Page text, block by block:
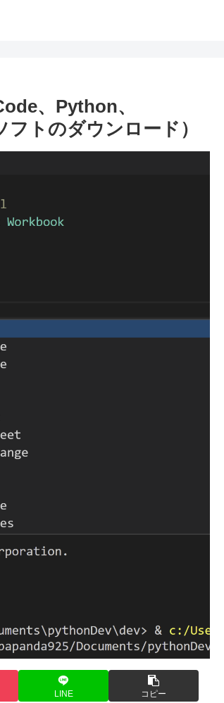
、Python、
トのダウンロード）
LINE コピー